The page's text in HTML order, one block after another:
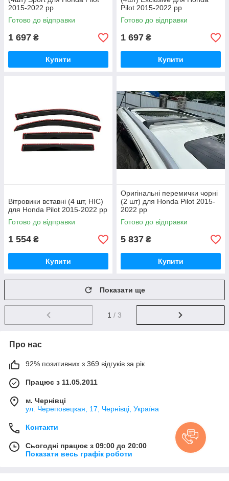
2015-2022 рр
Готово до відправки
1 697 ₴
Купити
Pilot 2015-2022 рр
Готово до відправки
1 697 ₴
Купити
Вітровики вставні (4 шт, HIC)
для Honda Pilot 2015-2022 рр
Готово до відправки
1 554 ₴
Купити
Оригінальні перемички чорні
(2 шт) для Honda Pilot 2015-
2022 рр
Готово до відправки
5 837 ₴
Купити
Показати ще
1 / 3
Про нас
92% позитивних з 369 відгуків за рік
Працює з 11.05.2011
м. Чернівці
ул. Череповецкая, 17, Чернівці, Україна
Контакти
Сьогодні працює з 09:00 до 20:00
Показати весь графік роботи